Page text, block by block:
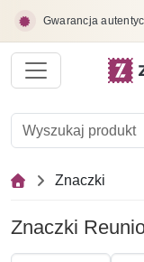
Gwarancja
Znaczki
Znaczki